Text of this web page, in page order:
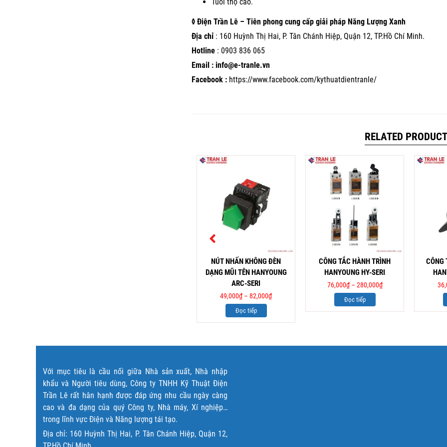
◊ Điện Trần Lê – Tiên phong cung cấp giải pháp Năng Lượng Xanh
Địa chỉ : 160 Huỳnh Thị Hai, P. Tân Chánh Hiệp, Quận 12, TP.Hồ Chí Minh.
Hotline : 0903 836 065
Email : info@e-tranle.vn
Facebook : https://www.facebook.com/kythuatdientranle/
RELATED
NÚT NHẤN KHÔNG ĐÈN
DẠNG MŨI TÊN HANYOUNG
ARC-SERI
49,000₫– 82,000₫
Đọc tiếp
CÔNG TẮC HÀNH TRÌNH
HANYOUNG HY-SERI
76,000₫– 280,000₫
Đọc tiếp
CÔNG
Với mục tiêu là cầu nối giữa Nhà sản xuất, Nhà nhập
khẩu và Người tiêu dùng, Công ty TNHH Kỹ Thuật Điện
Trần Lê rất hân hạnh được đáp ứng nhu cầu ngày càng
cao và đa dạng của quý Công ty, Nhà máy, Xí nghiệp…
trong lĩnh vực Điện và Năng lượng tái tạo.
Địa chỉ: 160 Huỳnh Thị Hai, P. Tân Chánh Hiệp, Quận 12,